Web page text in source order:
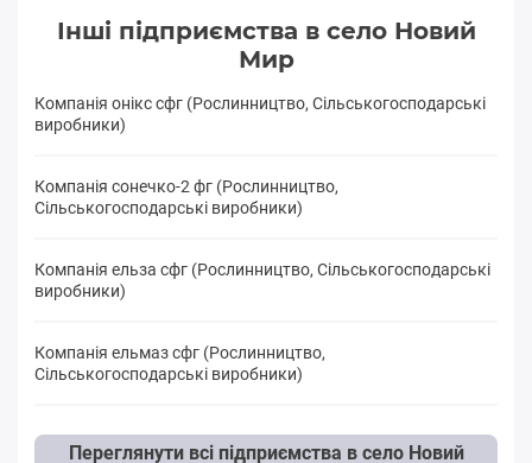
Інші підприємства в село Новий
Мир
Компанія онікс сфг (Рослинництво, Сільськогосподарські
виробники)
Компанія сонечко-2 фг (Рослинництво,
Сільськогосподарські виробники)
Компанія ельза сфг (Рослинництво, Сільськогосподарські
виробники)
Компанія ельмаз сфг (Рослинництво,
Сільськогосподарські виробники)
Переглянути всі підприємства в село Новий